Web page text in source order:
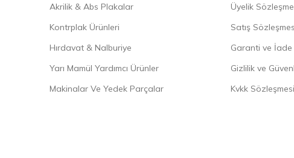
Akrilik & Abs Plakalar
Kontrplak Ürünleri
Hırdavat & Nalburiye
Yarı Mamül Yardımcı Ürünler
Makinalar Ve Yedek Parçalar
Üyelik
Satış
Garanti ve İade
Gizlilik ve
Kvkk Sözleşmesi